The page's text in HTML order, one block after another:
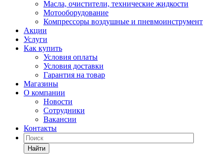
Масла, очистители, технические жидкости
Мотооборудование
Компрессоры воздушные и пневмоинструмент
Акции
Услуги
Как купить
Условия оплаты
Условия доставки
Гарантия на товар
Магазины
О компании
Новости
Сотрудники
Вакансии
Контакты
Найти